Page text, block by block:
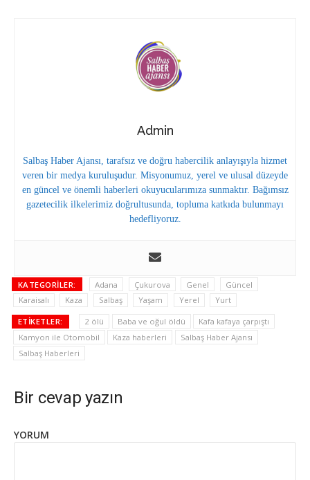
Admin
Salbaş Haber Ajansı, tarafsız ve doğru habercilik anlayışıyla hizmet
veren bir medya kuruluşudur. Misyonumuz, yerel ve ulusal düzeyde
en güncel ve önemli haberleri okuyucularımıza sunmaktır. Bağımsız
gazetecilik ilkelerimiz doğrultusunda, topluma katkıda bulunmayı
hedefliyoruz.
KATEGORILER: Adana Çukurova Genel
Güncel
Karaisalı
Kaza Salbaş Yaşam Yerel Yurt
ETIKETLER: 2 ölü Baba ve oğul öldü
Kafa kafaya çarpıştı
Kamyon ile Otomobil
Kaza haberleri
Salbaş Haber Ajansı
Salbaş Haberleri
Bir cevap yazın
YORUM